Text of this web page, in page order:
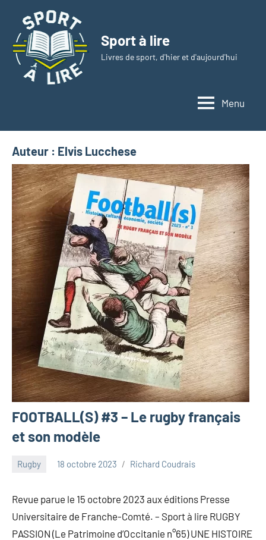
contenu
Sport à lire
Livres de sport, d'hier et d'aujourd'hui
Menu
Auteur : Elvis Lucchese
FOOTBALL(S) #3 – Le rugby français
et son modèle
Rugby 18 octobre 2023 Richard Coudrais
Revue parue le 15 octobre 2023 aux éditions Presse
Universitaire de Franche-Comté. – Sport à lire RUGBY
PASSION (Le Patrimoine d’Occitanie n°65) UNE HISTOIRE